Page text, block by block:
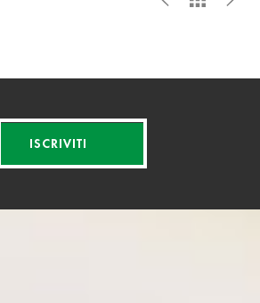
ISCRIVITI